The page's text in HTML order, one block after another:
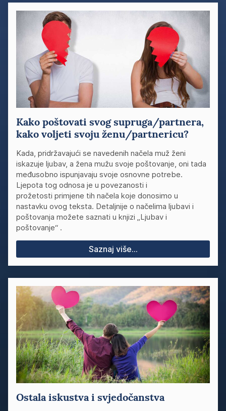
Kako poštovati svog supruga/partnera,
kako voljeti svoju ženu/partnericu?
Kada, pridržavajući se navedenih načela muž ženi
iskazuje ljubav, a žena mužu svoje poštovanje, oni tada
međusobno ispunjavaju svoje osnovne potrebe.
Ljepota tog odnosa je u povezanosti i
prožetosti primjene tih načela koje donosimo u
nastavku ovog teksta. Detaljnije o načelima ljubavi i
poštovanja možete saznati u knjizi „Ljubav i
poštovanje“ .
Saznaj više...
Ostala iskustva i svjedočanstva